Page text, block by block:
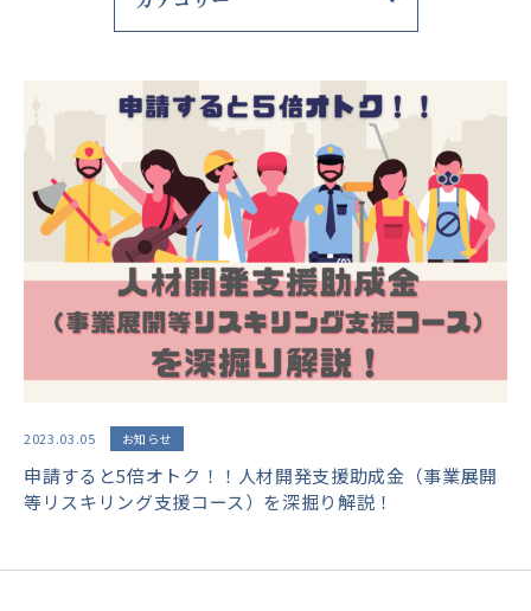
2023.03.05 お知らせ
申請すると5倍オトク！！人材開発支援助成金（事業展開
等リスキリング支援コース）を深掘り解説！